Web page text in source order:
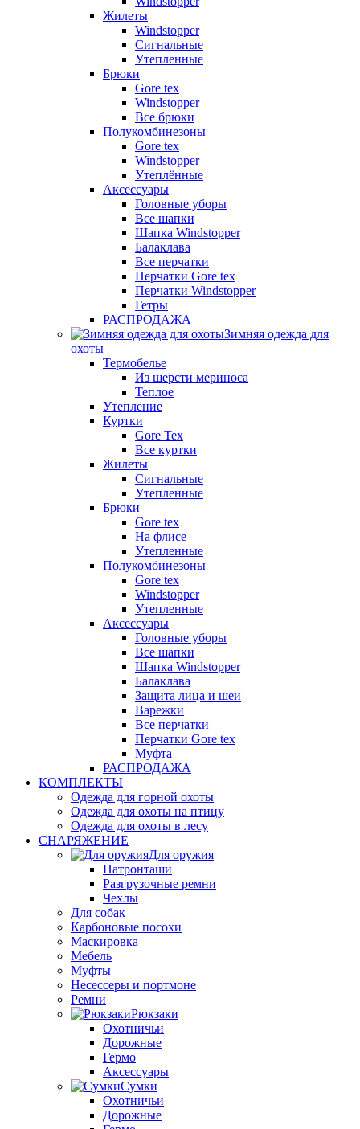
Жилеты
Windstopper
Сигнальные
Утепленные
Брюки
Gore tex
Windstopper
Все брюки
Полукомбинезоны
Gore tex
Windstopper
Утеплённые
Аксессуары
Головные уборы
Все шапки
Шапка Windstopper
Балаклава
Все перчатки
Перчатки Gore tex
Перчатки Windstopper
Гетры
РАСПРОДАЖА
Зимняя одежда для
охоты
Термобелье
Из шерсти мериноса
Теплое
Утепление
Куртки
Gore Tex
Все куртки
Жилеты
Сигнальные
Утепленные
Брюки
Gore tex
На флисе
Утепленные
Полукомбинезоны
Gore tex
Windstopper
Утепленные
Аксессуары
Головные уборы
Все шапки
Шапка Windstopper
Балаклава
Защита лица и шеи
Варежки
Все перчатки
Перчатки Gore tex
Муфта
РАСПРОДАЖА
КОМПЛЕКТЫ
Одежда для горной охоты
Одежда для охоты на птицу
Одежда для охоты в лесу
СНАРЯЖЕНИЕ
Для оружия
Патронташи
Разгрузочные ремни
Чехлы
Для собак
Карбоновые посохи
Маскировка
Мебель
Муфты
Несессеры и портмоне
Ремни
Рюкзаки
Охотничьи
Дорожные
Гермо
Аксессуары
Сумки
Охотничьи
Дорожные